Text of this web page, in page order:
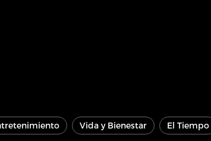
Vida y Bienestar El Tiempo